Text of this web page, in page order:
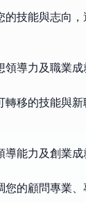
的技能與志向
導力及職業成
轉移的技能與
能力及創業成
您的顧問專業